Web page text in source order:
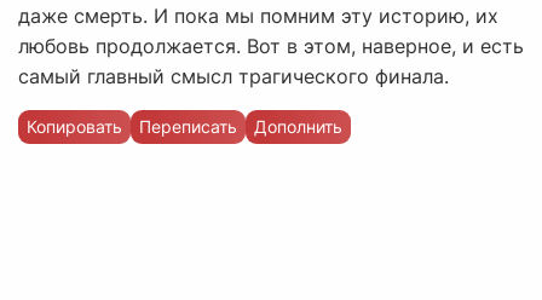
даже смерть. И пока мы помним эту историю, их
любовь продолжается. Вот в этом, наверное, и есть
самый главный смысл трагического финала.
Копировать Переписать Дополнить